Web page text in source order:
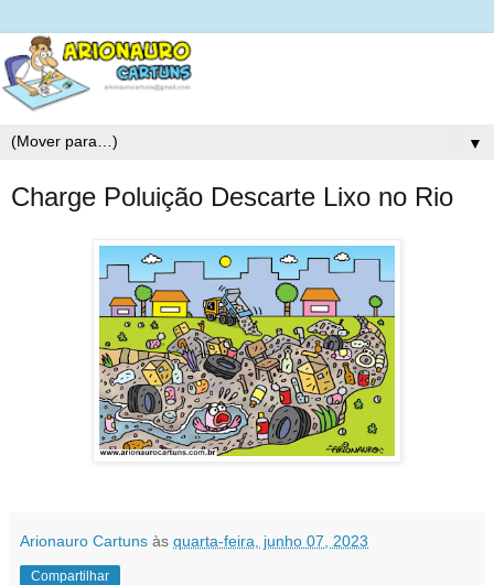
▼
Charge Poluição Descarte Lixo no Rio
Arionauro Cartuns às quarta-feira, junho 07, 2023
Compartilhar